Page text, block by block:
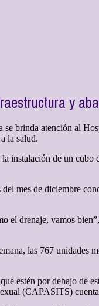
y
brinda atención al
la salud.
instalación de un
mes de diciembre
drenaje, vamos
las 767 unidades
estén por debajo de
(CAPASITS)